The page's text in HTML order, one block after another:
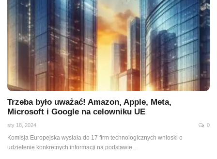
Trzeba było uważać! Amazon, Apple, Meta,
Microsoft i Google na celowniku UE
sty 18, 2024 0
Komisja Europejska wysłała do 17 firm technologicznych wnioski o
udzielenie konkretnych informacji na podstawie…